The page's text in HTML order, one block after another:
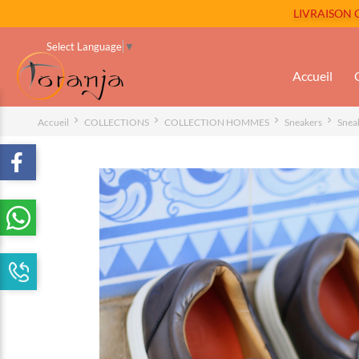
LIVRAISON
Select Language ▼
Accueil
Accueil COLLECTIONS COLLECTION HOMMES Sneakers